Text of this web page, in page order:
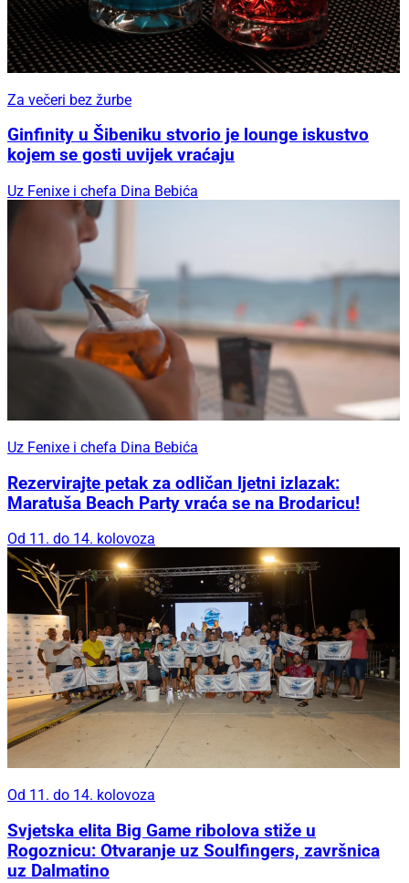
Za večeri bez žurbe
Ginfinity u Šibeniku stvorio je lounge iskustvo
kojem se gosti uvijek vraćaju
Uz Fenixe i chefa Dina Bebića
Uz Fenixe i chefa Dina Bebića
Rezervirajte petak za odličan ljetni izlazak:
Maratuša Beach Party vraća se na Brodaricu!
Od 11. do 14. kolovoza
Od 11. do 14. kolovoza
Svjetska elita Big Game ribolova stiže u
Rogoznicu: Otvaranje uz Soulfingers, završnica
uz Dalmatino